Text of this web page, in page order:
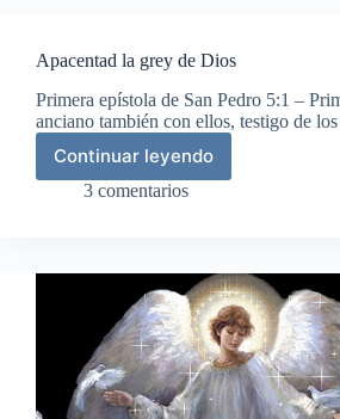
Dios
Apacentad la grey de Dios
Primera epístola de San Pedro 5:1 –
anciano también con ellos, testigo de
Continuar leyendo
Apacentad
la
3 comentarios